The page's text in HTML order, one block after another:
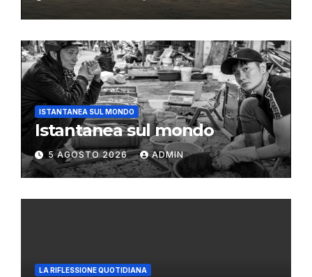
ISTANTANEA SUL MONDO
Istantanea sul mondo
5 AGOSTO 2026 ADMIN
LA RIFLESSIONE QUOTIDIANA